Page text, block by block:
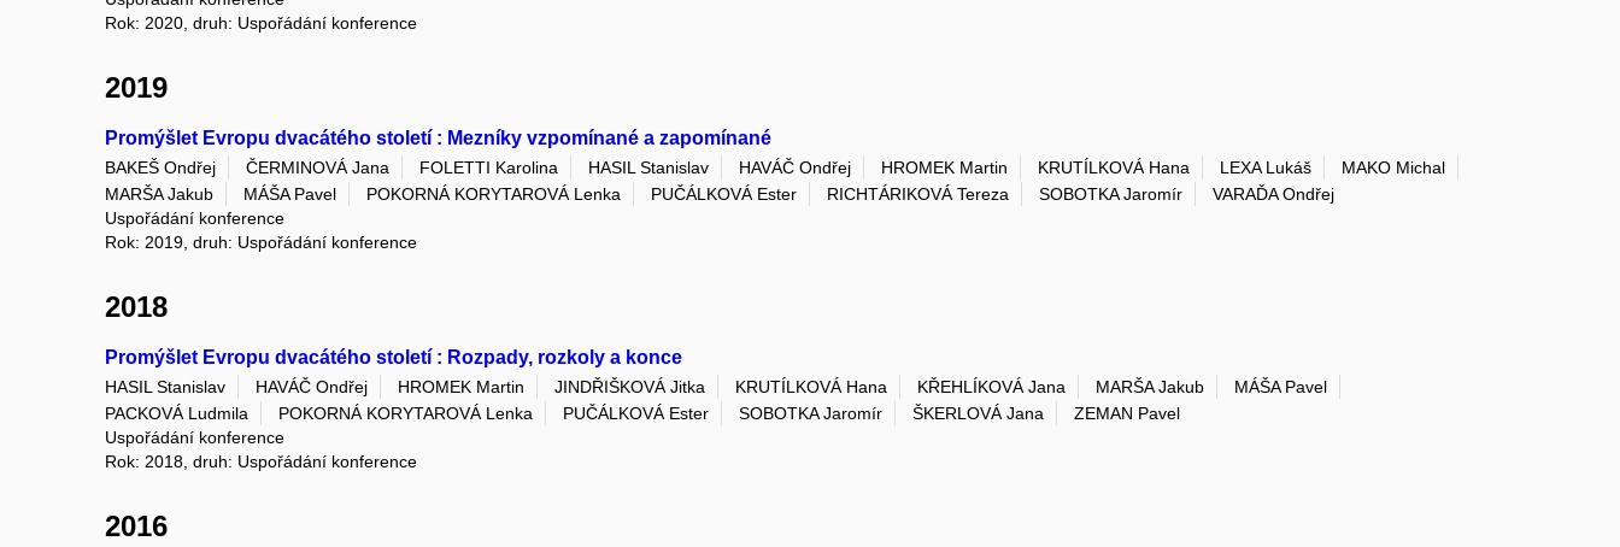
Rok: 2020, druh: Uspořádání konference
2019
Promýšlet Evropu dvacátého století : Mezníky vzpomínané a zapomínané
BAKEŠ Ondřej ČERMINOVÁ Jana FOLETTI Karolina HASIL Stanislav HAVÁČ Ondřej HROMEK Martin KRUTÍLKOVÁ Hana LEXA Lukáš
MAKO Michal
MARŠA Jakub
MÁŠA Pavel POKORNÁ KORYTAROVÁ Lenka PUČÁLKOVÁ Ester RICHTÁRIKOVÁ Tereza SOBOTKA Jaromír
VARAĎA Ondřej
Uspořádání konference
Rok: 2019, druh: Uspořádání konference
2018
Promýšlet Evropu dvacátého století : Rozpady, rozkoly a konce
HASIL Stanislav HAVÁČ Ondřej HROMEK Martin JINDŘIŠKOVÁ Jitka KRUTÍLKOVÁ Hana KŘEHLÍKOVÁ Jana MARŠA Jakub
MÁŠA Pavel
PACKOVÁ Ludmila
POKORNÁ KORYTAROVÁ Lenka PUČÁLKOVÁ Ester SOBOTKA Jaromír ŠKERLOVÁ Jana
ZEMAN Pavel
Uspořádání konference
Rok: 2018, druh: Uspořádání konference
2016